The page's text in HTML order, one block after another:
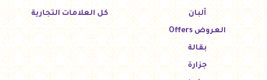
ألبان
العروض Offers
بقالة
جزارة
كل العلامات التجارية